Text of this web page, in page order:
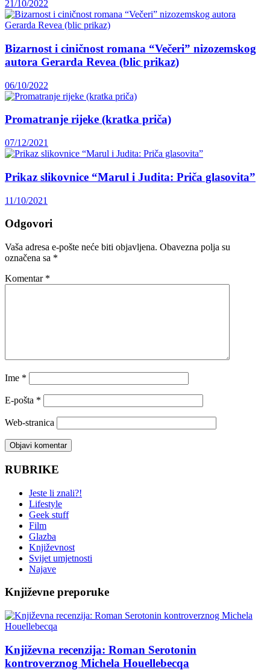
21/10/2022
Bizarnost i ciničnost romana “Večeri” nizozemskog
autora Gerarda Revea (blic prikaz)
06/10/2022
Promatranje rijeke (kratka priča)
07/12/2021
Prikaz slikovnice “Marul i Judita: Priča glasovita”
11/10/2021
Odgovori
Vaša adresa e-pošte neće biti objavljena. Obavezna polja su
označena sa *
Komentar *
Ime *
E-pošta *
Web-stranica
RUBRIKE
Jeste li znali?!
Lifestyle
Geek stuff
Film
Glazba
Književnost
Svijet umjetnosti
Najave
Književne preporuke
Književna recenzija: Roman Serotonin
kontroverznog Michela Houellebecqa